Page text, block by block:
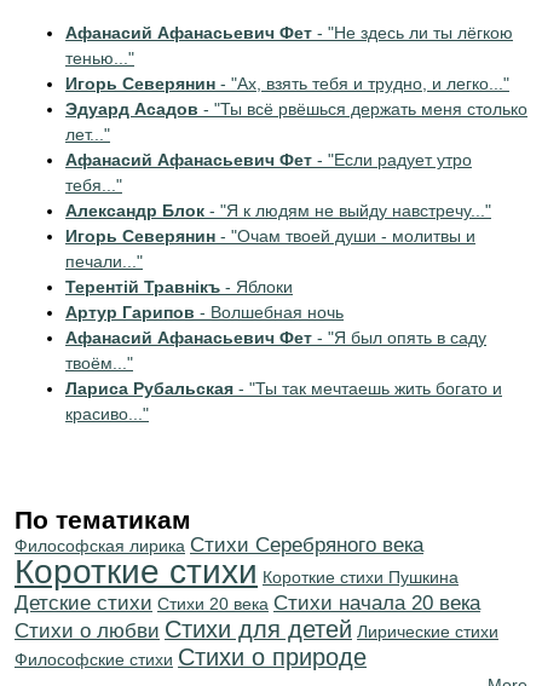
Афанасий Афанасьевич Фет - "Не здесь ли ты лёгкою
тенью..."
Игорь Северянин - "Ах, взять тебя и трудно, и легко..."
Эдуард Асадов - "Ты всё рвёшься держать меня столько
лет..."
Афанасий Афанасьевич Фет - "Если радует утро
тебя..."
Александр Блок - "Я к людям не выйду навстречу..."
Игорь Северянин - "Очам твоей души - молитвы и
печали..."
Терентiй Травнiкъ - Яблоки
Артур Гарипов - Волшебная ночь
Афанасий Афанасьевич Фет - "Я был опять в саду
твоём..."
Лариса Рубальская - "Ты так мечтаешь жить богато и
красиво..."
По тематикам
Философская лирика Cтихи Серебряного века
Короткие стихи Короткие стихи Пушкина
Детские стихи Стихи 20 века Cтихи начала 20 века
Стихи о любви Стихи для детей Лирические стихи
Философские стихи Стихи о природе